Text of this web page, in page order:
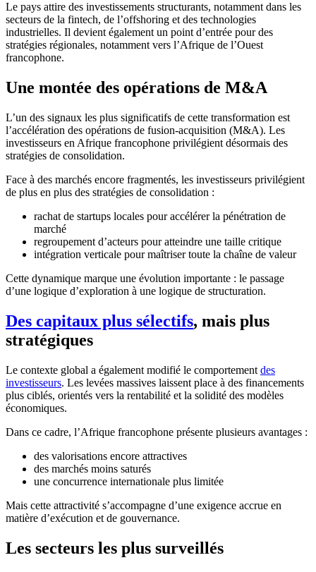
Le pays attire des investissements structurants, notamment dans les
secteurs de la fintech, de l’offshoring et des technologies
industrielles. Il devient également un point d’entrée pour des
stratégies régionales, notamment vers l’Afrique de l’Ouest
francophone.
Une montée des opérations de M&A
L’un des signaux les plus significatifs de cette transformation est
l’accélération des opérations de fusion-acquisition (M&A). Les
investisseurs en Afrique francophone privilégient désormais des
stratégies de consolidation.
Face à des marchés encore fragmentés, les investisseurs privilégient
de plus en plus des stratégies de consolidation :
rachat de startups locales pour accélérer la pénétration de
marché
regroupement d’acteurs pour atteindre une taille critique
intégration verticale pour maîtriser toute la chaîne de valeur
Cette dynamique marque une évolution importante : le passage
d’une logique d’exploration à une logique de structuration.
Des capitaux plus sélectifs, mais plus
stratégiques
Le contexte global a également modifié le comportement des
investisseurs. Les levées massives laissent place à des financements
plus ciblés, orientés vers la rentabilité et la solidité des modèles
économiques.
Dans ce cadre, l’Afrique francophone présente plusieurs avantages :
des valorisations encore attractives
des marchés moins saturés
une concurrence internationale plus limitée
Mais cette attractivité s’accompagne d’une exigence accrue en
matière d’exécution et de gouvernance.
Les secteurs les plus surveillés